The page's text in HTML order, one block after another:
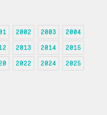
2002 2003
2004
2013 2014
2015
2022 2024
2025